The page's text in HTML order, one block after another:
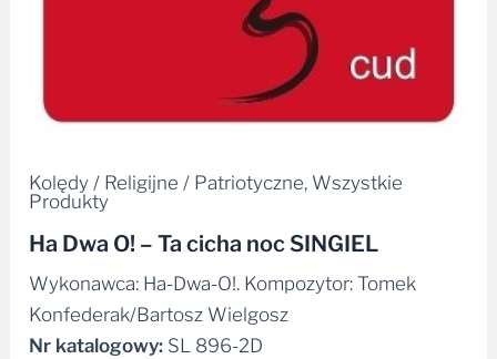
Kolędy / Religijne / Patriotyczne, Wszystkie
Produkty
Ha Dwa O! – Ta cicha noc SINGIEL
Wykonawca: Ha-Dwa-O!. Kompozytor: Tomek
Konfederak/Bartosz Wielgosz
Nr katalogowy: SL 896-2D